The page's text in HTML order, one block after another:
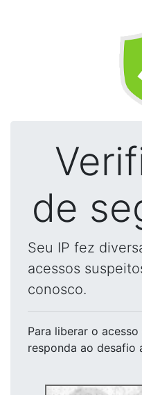
de
Seu IP fez
acessos
conosco.
Para liberar o acesso
responda ao desafio